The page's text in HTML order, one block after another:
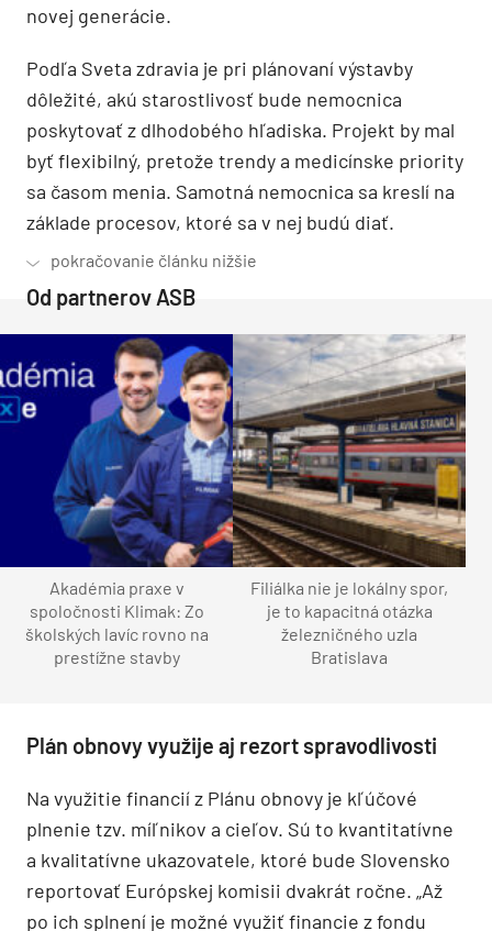
novej generácie.
Podľa Sveta zdravia je pri plánovaní výstavby
dôležité, akú starostlivosť bude nemocnica
poskytovať z dlhodobého hľadiska. Projekt by mal
byť flexibilný, pretože trendy a medicínske priority
sa časom menia. Samotná nemocnica sa kreslí na
základe procesov, ktoré sa v nej budú diať.
Od partnerov ASB
Akadémia praxe v
spoločnosti Klimak: Zo
školských lavíc rovno na
prestížne stavby
Filiálka nie je lokálny spor,
je to kapacitná otázka
železničného uzla
Bratislava
Plán obnovy využije aj rezort spravodlivosti
Na využitie financií z Plánu obnovy je kľúčové
plnenie tzv. míľnikov a cieľov. Sú to kvantitatívne
a kvalitatívne ukazovatele, ktoré bude Slovensko
reportovať Európskej komisii dvakrát ročne. „Až
po ich splnení je možné využiť financie z fondu